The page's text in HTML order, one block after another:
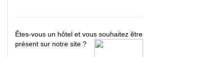
Êtes-vous un hôtel et vous souhaitez être
présent sur notre site ?